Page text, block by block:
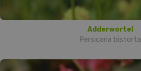
Adderwortel
Persicaria bistorta